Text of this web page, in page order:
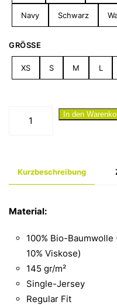
Navy Schwarz
GRÖSSE
XS S M L
Menge
In den
Kurzbeschreibung
Material:
100% Bio-
10% Viskose)
145 gr/m²
Single-Jersey
Regular Fit